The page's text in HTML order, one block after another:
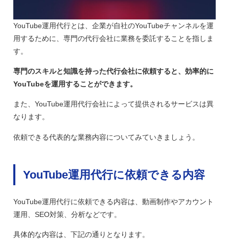
YouTube運用代行とは、企業が自社のYouTubeチャンネルを運
用するために、専門の代行会社に業務を委託することを指しま
す。
専門のスキルと知識を持った代行会社に依頼すると、効率的に
YouTubeを運用することができます。
また、YouTube運用代行会社によって提供されるサービスは異
なります。
依頼できる代表的な業務内容についてみていきましょう。
YouTube運用代行に依頼できる内容
YouTube運用代行に依頼できる内容は、動画制作やアカウント
運用、SEO対策、分析などです。
具体的な内容は、下記の通りとなります。